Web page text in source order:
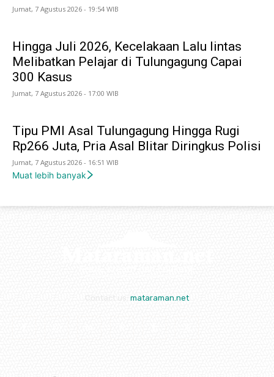
Jumat, 7 Agustus 2026 - 19:54 WIB
Hingga Juli 2026, Kecelakaan Lalu lintas
Melibatkan Pelajar di Tulungagung Capai
300 Kasus
Jumat, 7 Agustus 2026 - 17:00 WIB
Tipu PMI Asal Tulungagung Hingga Rugi
Rp266 Juta, Pria Asal Blitar Diringkus Polisi
Jumat, 7 Agustus 2026 - 16:51 WIB
Muat lebih banyak
mataraman.net